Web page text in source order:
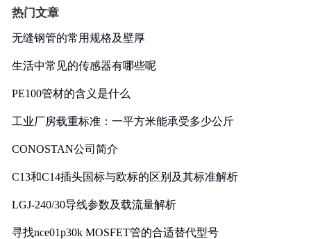
热门文章
无缝钢管的常用规格及壁厚
生活中常见的传感器有哪些呢
PE100管材的含义是什么
工业厂房载重标准：一平方米能承受多少公斤
CONOSTAN公司简介
C13和C14插头国标与欧标的区别及其标准解析
LGJ-240/30导线参数及载流量解析
寻找nce01p30k MOSFET管的合适替代型号